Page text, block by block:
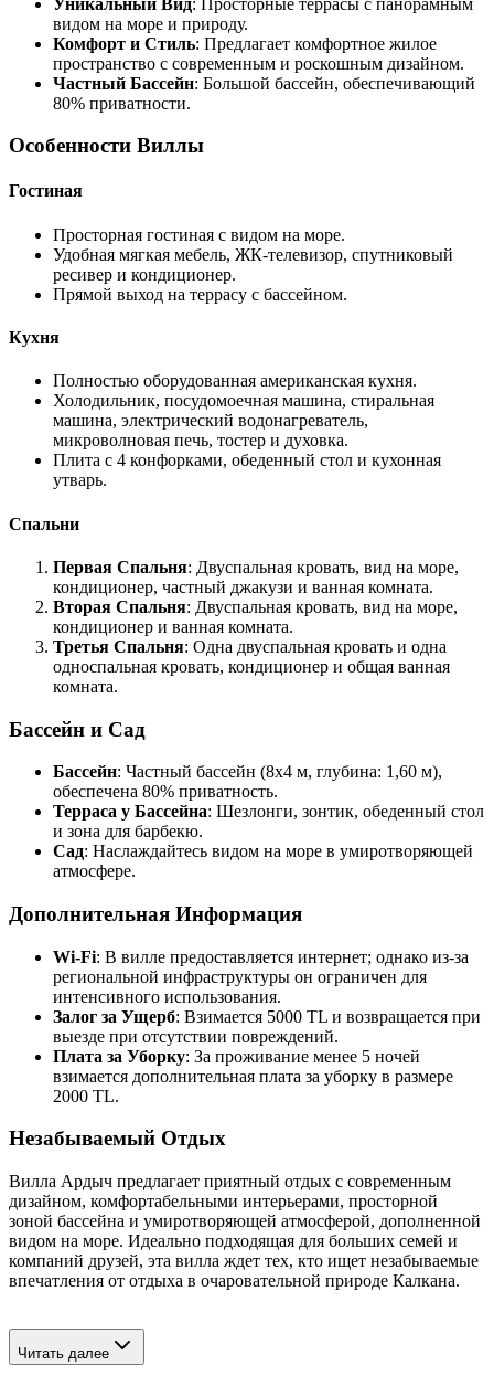
видом на море и природу.
Комфорт и Стиль: Предлагает комфортное жилое
пространство с современным и роскошным дизайном.
Частный Бассейн: Большой бассейн, обеспечивающий
80% приватности.
Особенности Виллы
Гостиная
Просторная гостиная с видом на море.
Удобная мягкая мебель, ЖК-телевизор, спутниковый
ресивер и кондиционер.
Прямой выход на террасу с бассейном.
Кухня
Полностью оборудованная американская кухня.
Холодильник, посудомоечная машина, стиральная
машина, электрический водонагреватель,
микроволновая печь, тостер и духовка.
Плита с 4 конфорками, обеденный стол и кухонная
утварь.
Спальни
Первая Спальня: Двуспальная кровать, вид на море,
кондиционер, частный джакузи и ванная комната.
Вторая Спальня: Двуспальная кровать, вид на море,
кондиционер и ванная комната.
Третья Спальня: Одна двуспальная кровать и одна
односпальная кровать, кондиционер и общая ванная
комната.
Бассейн и Сад
Бассейн: Частный бассейн (8x4 м, глубина: 1,60 м),
обеспечена 80% приватность.
Терраса у Бассейна: Шезлонги, зонтик, обеденный стол
и зона для барбекю.
Сад: Наслаждайтесь видом на море в умиротворяющей
атмосфере.
Дополнительная Информация
Wi-Fi: В вилле предоставляется интернет; однако из-за
региональной инфраструктуры он ограничен для
интенсивного использования.
Залог за Ущерб: Взимается 5000 TL и возвращается при
выезде при отсутствии повреждений.
Плата за Уборку: За проживание менее 5 ночей
взимается дополнительная плата за уборку в размере
2000 TL.
Незабываемый Отдых
Вилла Ардыч предлагает приятный отдых с современным
дизайном, комфортабельными интерьерами, просторной
зоной бассейна и умиротворяющей атмосферой, дополненной
видом на море. Идеально подходящая для больших семей и
компаний друзей, эта вилла ждет тех, кто ищет незабываемые
впечатления от отдыха в очаровательной природе Калкана.
Читать далее